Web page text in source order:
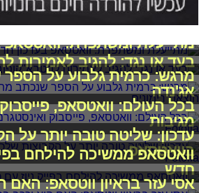
מתייעלת ומשתפרת: וואטסאפ
בעד או נגד: להגיב לאמירות
מרגש: כרמית גלבוע על
אג'נדה
בכל העולם: וואטסאפ,
מגיבות
עדכון: שליטה טובה יותר על
בוואטסאפ
וואטסאפ ממשיכה להילחם
חדש
אסי עזר בראיון ווטסאפ: האם